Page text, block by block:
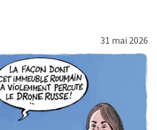
31 mai 2026